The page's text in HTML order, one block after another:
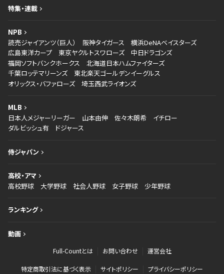
特集・連載
NPB
読売ジャイアンツ（巨人）
阪神タイガース
横浜DeNAベイスターズ
広島東洋カープ
東京ヤクルトスワローズ
中日ドラゴンズ
福岡ソフトバンクホークス
北海道日本ハムファイターズ
千葉ロッテマリーンズ
東北楽天ゴールデンイーグルス
オリックス・バファローズ
埼玉西武ライオンズ
MLB
日本人メジャーリーガー
山本由伸 佐々木朗希
イチロー
ダルビッシュ有
ドジャース
侍ジャパン
高校・アマ
高校野球
大学野球 社会人野球 女子野球 少年野球
ランキング
動画
Full-Countとは お問い合わせ 運営会社
特定商取引法に基づく表示 サイトポリシー プライバシーポリシー